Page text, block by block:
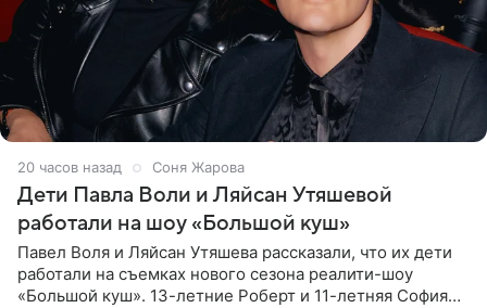
20 часов назад Соня Жарова
Дети Павла Воли и Ляйсан Утяшевой
работали на шоу «Большой куш»
Павел Воля и Ляйсан Утяшева рассказали, что их дети
работали на съемках нового сезона реалити-шоу
«Большой куш». 13-летние Роберт и 11-летняя София